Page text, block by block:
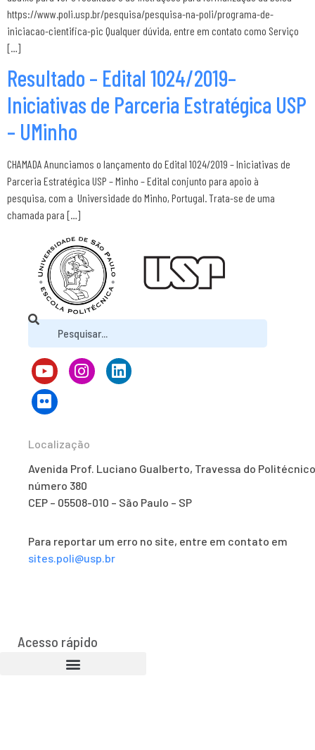
https://www.poli.usp.br/pesquisa/pesquisa-na-poli/programa-de-
iniciacao-cientifica-pic Qualquer dúvida, entre em contato como Serviço
[…]
Resultado – Edital 1024/2019–
Iniciativas de Parceria Estratégica USP
– UMinho
CHAMADA Anunciamos o lançamento do Edital 1024/2019 – Iniciativas de
Parceria Estratégica USP – Minho – Edital conjunto para apoio à
pesquisa, com a Universidade do Minho, Portugal. Trata-se de uma
chamada para […]
Localização
Avenida Prof. Luciano Gualberto, Travessa do
número 380
CEP – 05508-010 – São Paulo – SP
Para reportar um erro no site, entre em contato em
sites.poli@usp.br
Acesso rápido